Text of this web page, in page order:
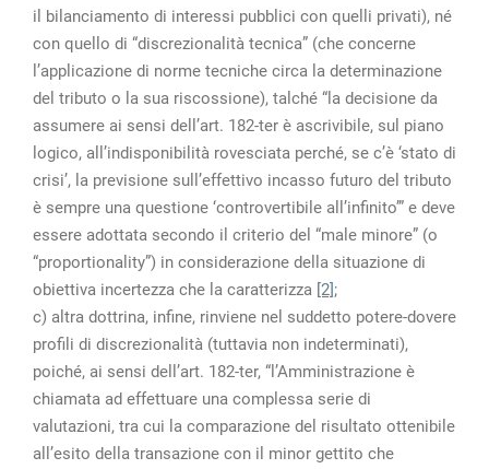
il bilanciamento di interessi pubblici con quelli privati), né
con quello di “discrezionalità tecnica” (che concerne
l’applicazione di norme tecniche circa la determinazione
del tributo o la sua riscossione), talché “la decisione da
assumere ai sensi dell’art. 182-ter è ascrivibile, sul piano
logico, all’indisponibilità rovesciata perché, se c’è ‘stato di
crisi’, la previsione sull’effettivo incasso futuro del tributo
è sempre una questione ‘controvertibile all’infinito’” e deve
essere adottata secondo il criterio del “male minore” (o
“proportionality”) in considerazione della situazione di
obiettiva incertezza che la caratterizza [2];
c) altra dottrina, infine, rinviene nel suddetto potere-dovere
profili di discrezionalità (tuttavia non indeterminati),
poiché, ai sensi dell’art. 182-ter, “l’Amministrazione è
chiamata ad effettuare una complessa serie di
valutazioni, tra cui la comparazione del risultato ottenibile
all’esito della transazione con il minor gettito che